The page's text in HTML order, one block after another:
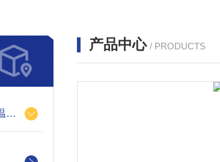
烘箱、干燥箱、保温箱、冷库、恒温房、培养箱、恒温恒湿机
产品中心 / PRODUCTS